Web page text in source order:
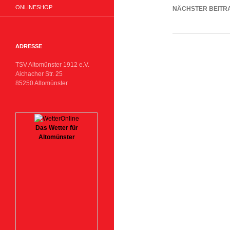
NÄCHSTER
ONLINESHOP
ADRESSE
TSV Altomünster 1912 e.V.
Aichacher Str. 25
85250 Altomünster
Das Wetter für
Altomünster